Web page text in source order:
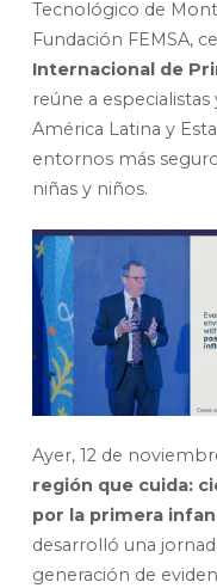
Tecnológico de
Fundación FEMSA,
Internacional de
reúne a
América Latina y
entornos más
niñas y niños.
Ayer, 12 de
región que cuida:
por la primera
desarrolló una
generación de